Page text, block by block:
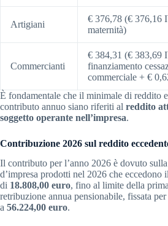
Artigiani
€ 376,78 (€ 376,16
maternità)
Commercianti
€ 384,31 (€ 383,69
finanziamento
commerciale + €
È fondamentale che il minimale di reddito
contributo annuo siano riferiti al reddito
soggetto operante nell’impresa.
Contribuzione 2026 sul reddito
Il contributo per l’anno 2026 è dovuto
d’impresa prodotti nel 2026 che eccedono
di 18.808,00 euro, fino al limite della
retribuzione annua pensionabile, fissata
a 56.224,00 euro.